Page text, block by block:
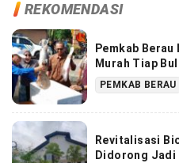
REKOMENDASI
Pemkab
Murah Tiap
PEMKAB BERAU
Revitalisasi
Didorong